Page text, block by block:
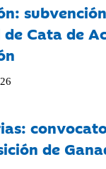
de Cata de
de